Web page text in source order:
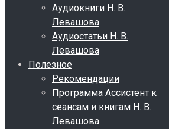
Аудиокниги Н. В.
Левашова
Аудиостатьи Н. В.
Левашова
Полезное
Рекомендации
Программа Ассистент к
сеансам и книгам Н. В.
Левашова